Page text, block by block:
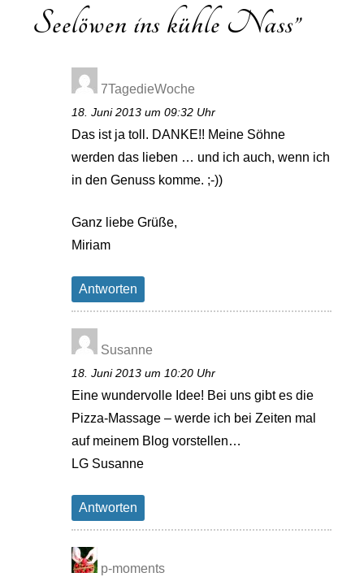
Seelöwen ins kühle Nass”
7TagedieWoche
18. Juni 2013 um 09:32 Uhr
Das ist ja toll. DANKE!! Meine Söhne
werden das lieben … und ich auch, wenn ich
in den Genuss komme. ;-))
Ganz liebe Grüße,
Miriam
Antworten
Susanne
18. Juni 2013 um 10:20 Uhr
Eine wundervolle Idee! Bei uns gibt es die
Pizza-Massage – werde ich bei Zeiten mal
auf meinem Blog vorstellen…
LG Susanne
Antworten
p-moments